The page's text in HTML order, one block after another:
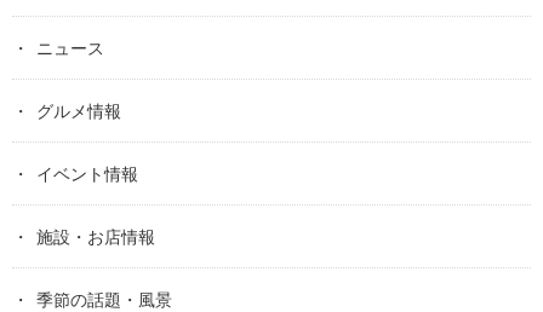
ニュース
グルメ情報
イベント情報
施設・お店情報
季節の話題・風景